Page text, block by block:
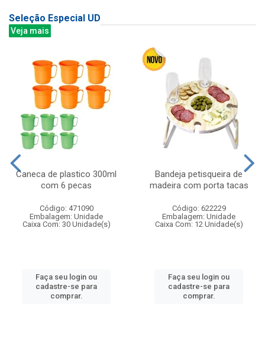
Seleção Especial UD
Veja mais
Caneca de plastico 300ml
com 6 pecas
Código: 471090
Embalagem: Unidade
Caixa Com: 30 Unidade(s)
Faça seu login ou
cadastre-se para
comprar.
Bandeja petisqueira de
madeira com porta tacas
Código: 622229
Embalagem: Unidade
Caixa Com: 12 Unidade(s)
Faça seu login ou
cadastre-se para
comprar.